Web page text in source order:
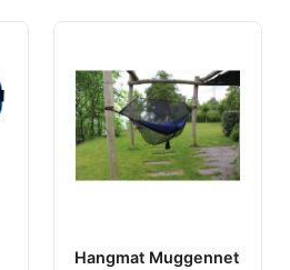
Hangmat Muggennet